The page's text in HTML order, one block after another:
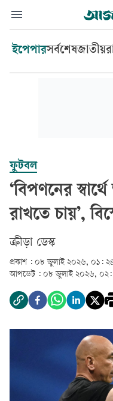
ইপেপারসর্বশেষজাতীয়
ফুটবল
‘বিপণনের
রাখতে চায়’,
ক্রীড়া ডেস্ক
প্রকাশ : ০৮ জুলাই ২০২৬, ০১:
আপডেট : ০৮ জুলাই ২০২৬, ০২: